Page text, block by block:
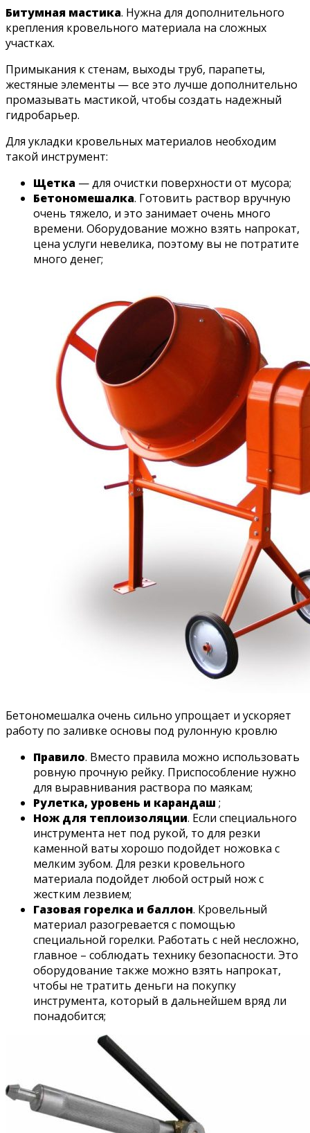
Битумная мастика. Нужна для дополнительного
крепления кровельного материала на сложных
участках.
Примыкания к стенам, выходы труб, парапеты,
жестяные элементы — все это лучше дополнительно
промазывать мастикой, чтобы создать надежный
гидробарьер.
Для укладки кровельных материалов необходим
такой инструмент:
Щетка — для очистки поверхности от мусора;
Бетономешалка. Готовить раствор вручную
очень тяжело, и это занимает очень много
времени. Оборудование можно взять напрокат,
цена услуги невелика, поэтому вы не потратите
много денег;
Бетономешалка очень сильно упрощает и ускоряет
работу по заливке основы под рулонную кровлю
Правило. Вместо правила можно использовать
ровную прочную рейку. Приспособление нужно
для выравнивания раствора по маякам;
Рулетка, уровень и карандаш ;
Нож для теплоизоляции. Если специального
инструмента нет под рукой, то для резки
каменной ваты хорошо подойдет ножовка с
мелким зубом. Для резки кровельного
материала подойдет любой острый нож с
жестким лезвием;
Газовая горелка и баллон. Кровельный
материал разогревается с помощью
специальной горелки. Работать с ней несложно,
главное – соблюдать технику безопасности. Это
оборудование также можно взять напрокат,
чтобы не тратить деньги на покупку
инструмента, который в дальнейшем вряд ли
понадобится;